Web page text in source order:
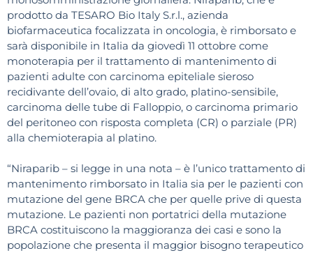
prodotto da TESARO Bio Italy S.r.l., azienda
biofarmaceutica focalizzata in oncologia, è rimborsato e
sarà disponibile in Italia da giovedì 11 ottobre come
monoterapia per il trattamento di mantenimento di
pazienti adulte con carcinoma epiteliale sieroso
recidivante dell’ovaio, di alto grado, platino-sensibile,
carcinoma delle tube di Falloppio, o carcinoma primario
del peritoneo con risposta completa (CR) o parziale (PR)
alla chemioterapia al platino.
“Niraparib – si legge in una nota – è l’unico trattamento di
mantenimento rimborsato in Italia sia per le pazienti con
mutazione del gene BRCA che per quelle prive di questa
mutazione. Le pazienti non portatrici della mutazione
BRCA costituiscono la maggioranza dei casi e sono la
popolazione che presenta il maggior bisogno terapeutico